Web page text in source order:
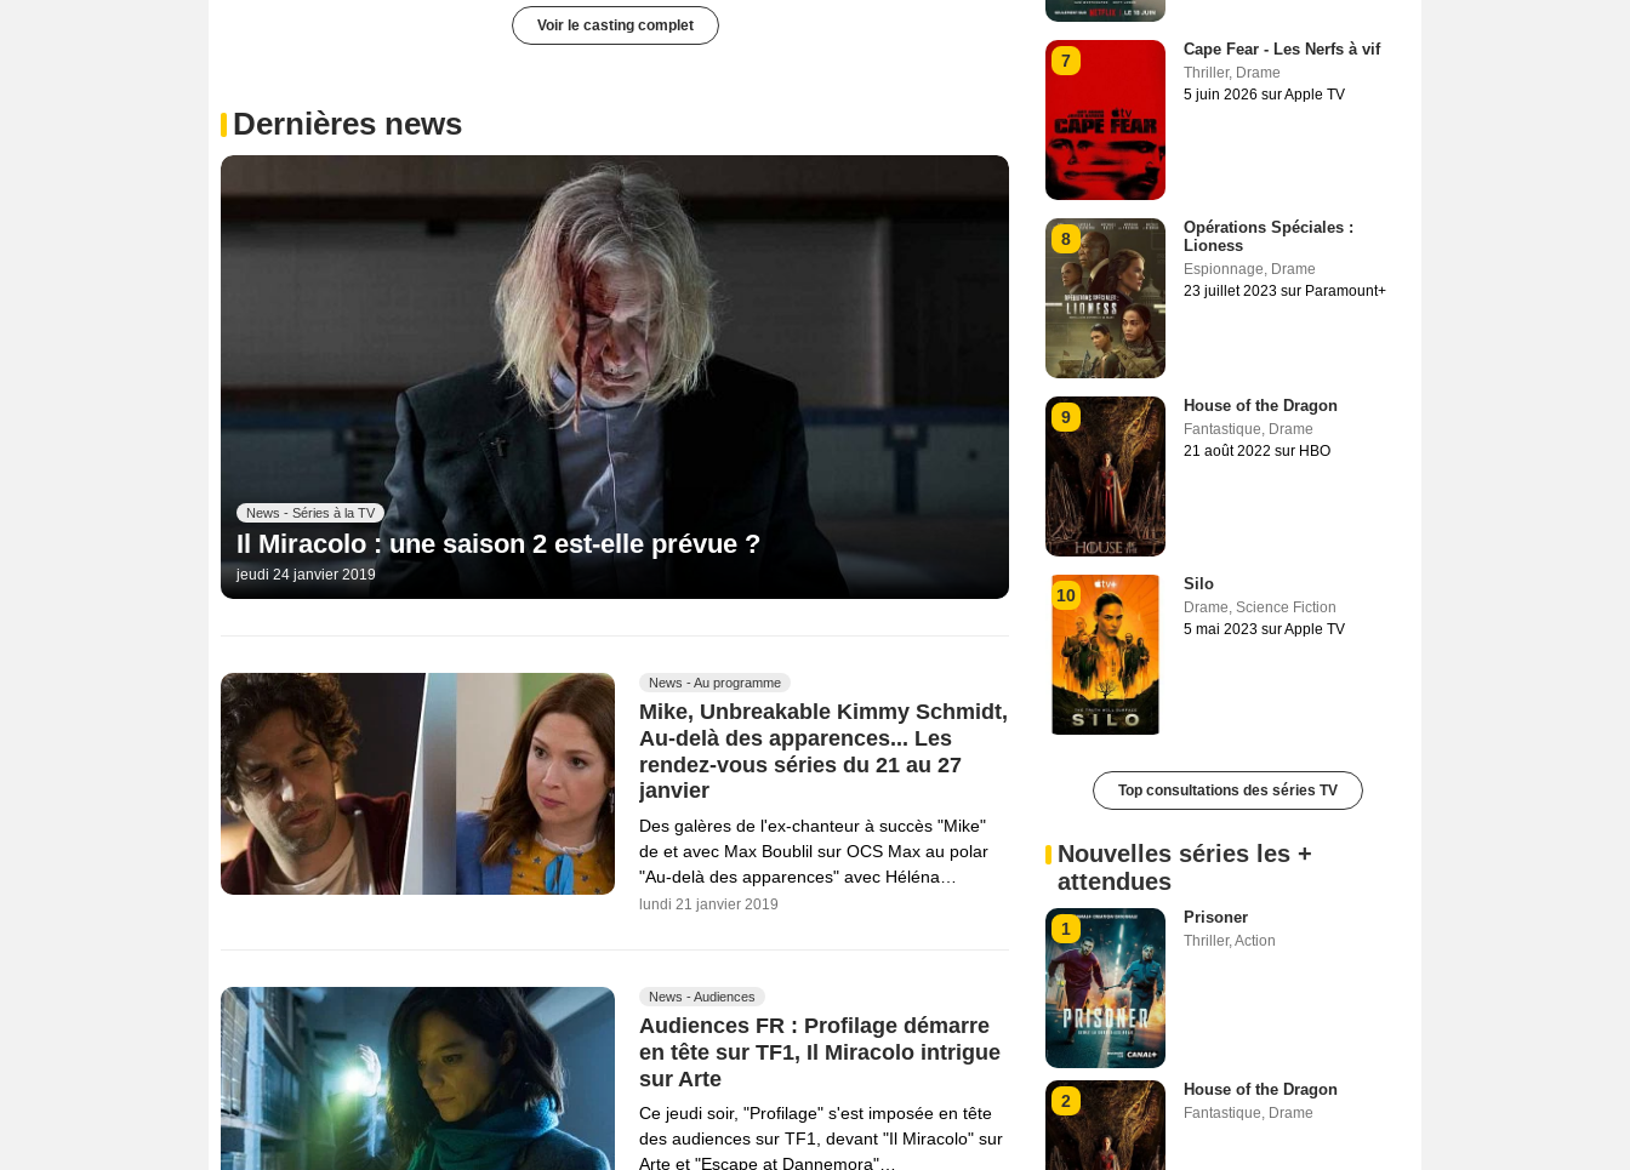
Voir le casting complet
Dernières news
News - Séries à la TV
Il Miracolo : une saison 2 est-elle prévue ?
jeudi 24 janvier 2019
News - Au programme
Mike, Unbreakable Kimmy Schmidt,
Au-delà des apparences... Les
rendez-vous séries du 21 au 27
janvier
Des galères de l'ex-chanteur à succès "Mike"
de et avec Max Boublil sur OCS Max au polar
"Au-delà des apparences" avec Héléna…
lundi 21 janvier 2019
News - Audiences
Audiences FR : Profilage démarre
en tête sur TF1, Il Miracolo intrigue
sur Arte
Ce jeudi soir, "Profilage" s'est imposée en tête
des audiences sur TF1, devant "Il Miracolo" sur
Arte et "Escape at Dannemora"…
7
Cape Fear - Les Nerfs à vif
Thriller, Drame
5 juin 2026 sur Apple TV
8
Opérations Spéciales :
Lioness
Espionnage, Drame
23 juillet 2023 sur Paramount+
9
House of the Dragon
Fantastique, Drame
21 août 2022 sur HBO
10
Silo
Drame, Science Fiction
5 mai 2023 sur Apple TV
Top consultations des séries TV
Nouvelles séries les +
attendues
1
Prisoner
Thriller,Action
2
House of the Dragon
Fantastique, Drame